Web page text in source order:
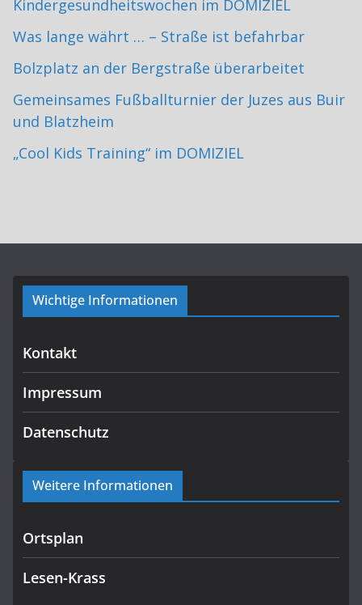
Kindergesundheitswochen im DOMIZIEL
Was lange währt … – Straße ist befahrbar
Bolzplatz an der Bergstraße überarbeitet
Gemeinsames Fußballturnier der Juzes aus Buir
und Blatzheim
„Cool Kids Training“ im DOMIZIEL
Wichtige Informationen
Kontakt
Impressum
Datenschutz
Weitere Informationen
Ortsplan
Lesen-Krass